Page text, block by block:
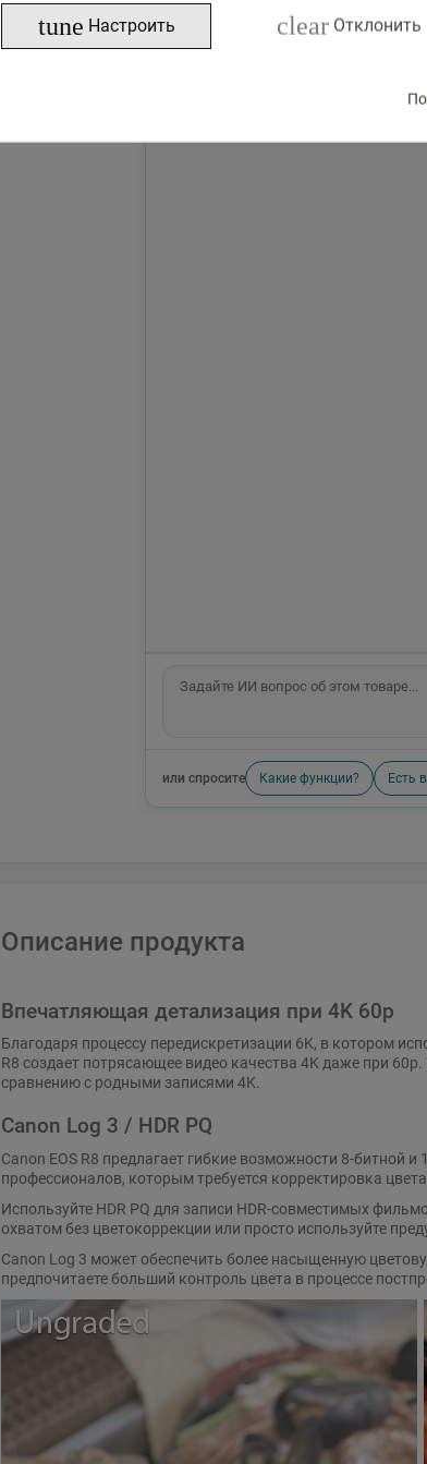
tune Настроить clear Отклонить
или спросите Какие функции? Есть
Описание продукта
Впечатляющая детализация при 4K 60p
Благодаря процессу передискретизации 6K, в котором
R8 создает потрясающее видео качества 4K даже при
сравнению с родными записями 4K.
Canon Log 3 / HDR PQ
Canon EOS R8 предлагает гибкие возможности 8-битной
профессионалов, которым требуется корректировка
Используйте HDR PQ для записи HDR-совместимых
охватом без цветокоррекции или просто используйте
Canon Log 3 может обеспечить более насыщенную
предпочитаете больший контроль цвета в процессе